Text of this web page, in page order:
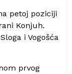
petoj poziciji
Konjuh.
i Vogošća
prvog